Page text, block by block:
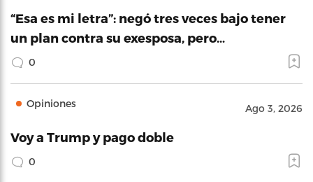
“Esa es mi letra”: negó tres veces bajo tener
un plan contra su exesposa, pero…
0
Opiniones Ago 3, 2026
Voy a Trump y pago doble
0